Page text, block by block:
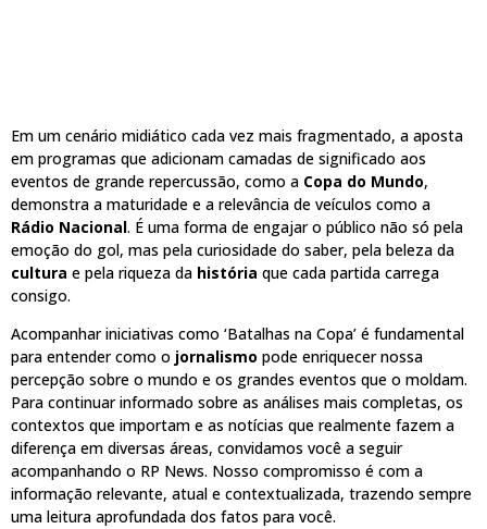
Em um cenário midiático cada vez mais fragmentado, a aposta
em programas que adicionam camadas de significado aos
eventos de grande repercussão, como a Copa do Mundo,
demonstra a maturidade e a relevância de veículos como a
Rádio Nacional. É uma forma de engajar o público não só pela
emoção do gol, mas pela curiosidade do saber, pela beleza da
cultura e pela riqueza da história que cada partida carrega
consigo.
Acompanhar iniciativas como ‘Batalhas na Copa’ é fundamental
para entender como o jornalismo pode enriquecer nossa
percepção sobre o mundo e os grandes eventos que o moldam.
Para continuar informado sobre as análises mais completas, os
contextos que importam e as notícias que realmente fazem a
diferença em diversas áreas, convidamos você a seguir
acompanhando o RP News. Nosso compromisso é com a
informação relevante, atual e contextualizada, trazendo sempre
uma leitura aprofundada dos fatos para você.